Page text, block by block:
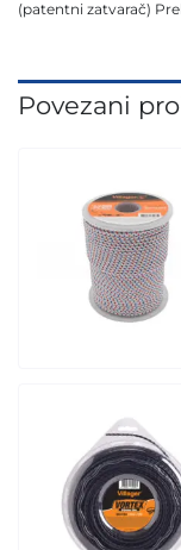
(patentni zatvarač)
Povezani